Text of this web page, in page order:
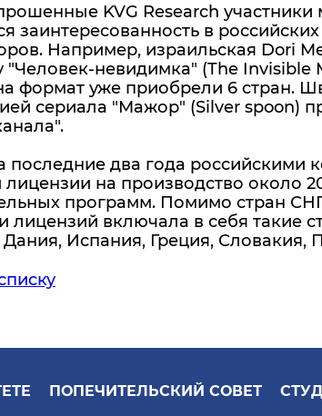
KVG Research
заинтересованность в
Например, израильская Dori
"Человек-невидимка" (The Invisible
формат уже приобрели 6 стран.
сериала "Мажор" (Silver spoon)
последние два года
на производство около
программ. Помимо стран
лицензий включала в себя такие
Испания, Греция, Словакия,
ПОПЕЧИТЕЛЬСКИЙ СОВЕТ